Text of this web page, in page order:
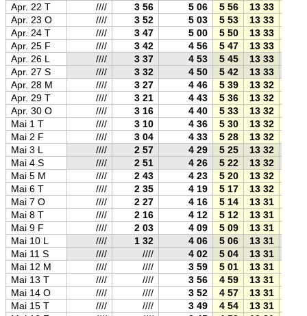
Apr. 22 T
//// 3 56 5 06 5 56 13 33
Apr. 23 O
//// 3 52 5 03 5 53 13 33
Apr. 24 T
//// 3 47 5 00 5 50 13 33
Apr. 25 F
//// 3 42 4 56 5 47 13 33
Apr. 26 L
//// 3 37 4 53 5 45 13 33
Apr. 27 S
//// 3 32 4 50 5 42 13 33
Apr. 28 M
//// 3 27 4 46 5 39 13 32
Apr. 29 T
//// 3 21 4 43 5 36 13 32
Apr. 30 O
//// 3 16 4 40 5 33 13 32
Mai 1 T
//// 3 10 4 36 5 30 13 32
Mai 2 F
//// 3 04 4 33 5 28 13 32
Mai 3 L
//// 2 57 4 29 5 25 13 32
Mai 4 S
//// 2 51 4 26 5 22 13 32
Mai 5 M
//// 2 43 4 23 5 20 13 32
Mai 6 T
//// 2 35 4 19 5 17 13 32
Mai 7 O
//// 2 27 4 16 5 14 13 31
Mai 8 T
//// 2 16 4 12 5 12 13 31
Mai 9 F
//// 2 03 4 09 5 09 13 31
Mai 10 L
//// 1 32 4 06 5 06 13 31
Mai 11 S
//// //// 4 02 5 04 13 31
Mai 12 M
//// //// 3 59 5 01 13 31
Mai 13 T
//// //// 3 56 4 59 13 31
Mai 14 O
//// //// 3 52 4 57 13 31
Mai 15 T
//// //// 3 49 4 54 13 31